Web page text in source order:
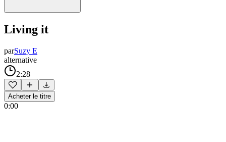
Living it
parSuzy E
alternative
2:28
Acheter le titre
0:00